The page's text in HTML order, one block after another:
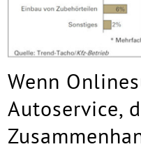
Wenn
Autoservice,